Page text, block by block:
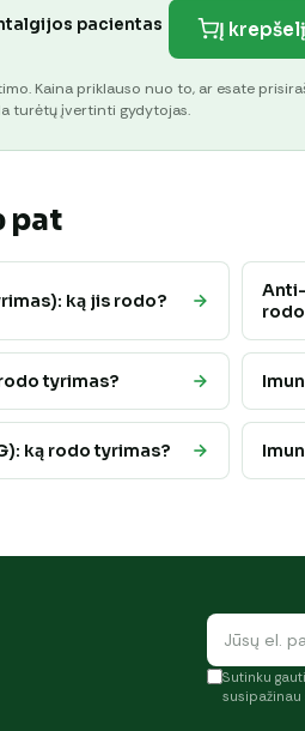
pacientas Į krepšelį
Kaina priklauso nuo to, ar esate
turėtų įvertinti gydytojas.
pat
ką jis rodo?
tyrimas?
ką rodo tyrimas?
Sutinku
susipažinau